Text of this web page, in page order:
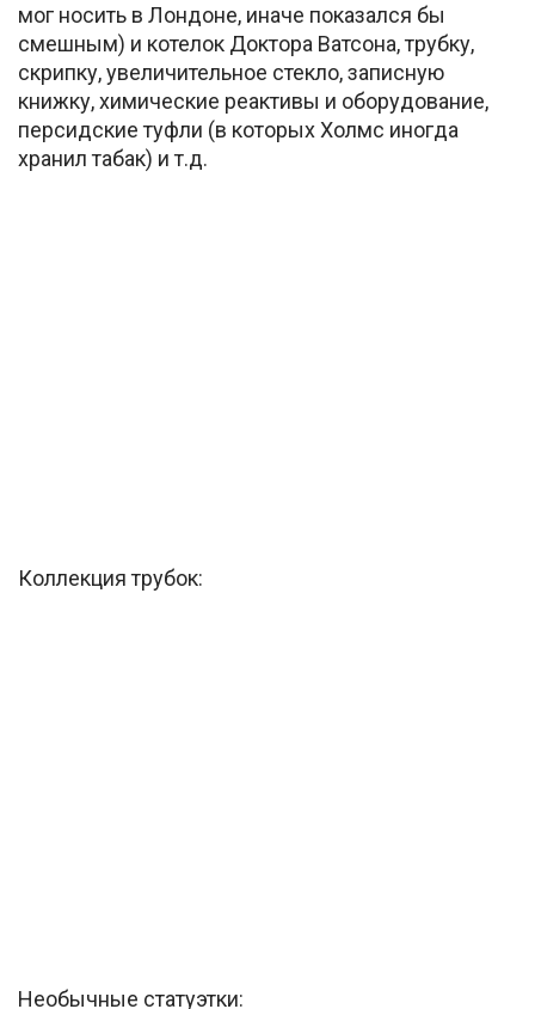
мог носить в Лондоне, иначе показался бы
смешным) и котелок Доктора Ватсона, трубку,
скрипку, увеличительное стекло, записную
книжку, химические реактивы и оборудование,
персидские туфли (в которых Холмс иногда
хранил табак) и т.д.
Коллекция трубок:
Необычные статуэтки: